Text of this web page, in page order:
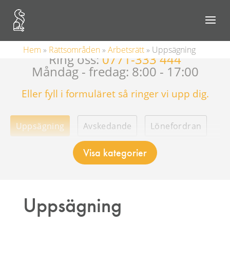
Hem » Rättsområden » Arbetsrätt» Uppsägning
Kostnadsfri inledande rådgivning
Ring oss: 0771-333 444
Måndag - fredag: 8:00 - 17:00
Eller fyll i formuläret så ringer vi upp dig.
Uppsägning Avskedande Lönefordran
Viktiga tidsfrister i arbetsrätten
Tidsbegränsade anställningar
Visa kategorier
Uppsägning